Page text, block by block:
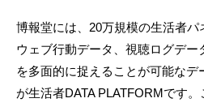
博報堂には、20万規模の生活者
ウェブ行動データ、視聴ログデ
を多面的に捉えることが可能な
が生活者DATA PLATFORMです